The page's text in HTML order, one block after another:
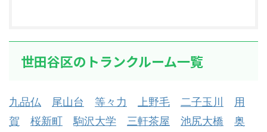
世田谷区のトランクルーム一覧
九品仏 尾山台 等々力 上野毛 二子玉川
用
賀
桜新町 駒沢大学 三軒茶屋 池尻大橋
奥